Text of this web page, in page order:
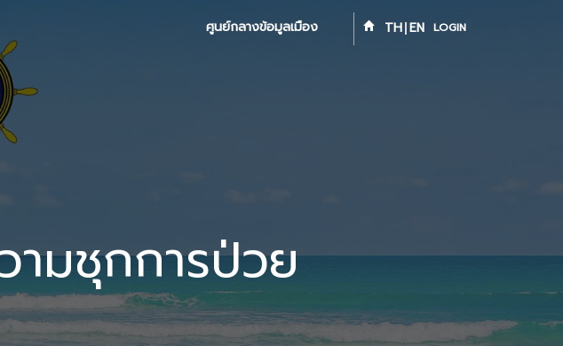
ศูนย์กลางข้อมูลเมือง TH EN LOGIN
ามชุกการป่วย